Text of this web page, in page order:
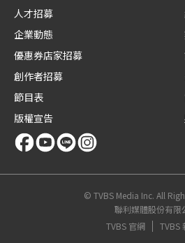
人才招募
企業動態
優惠券店家招募
創作者招募
節目表
版權宣告
© TVBS Media Inc. All
聯利媒體股份有限
TVBS 官網
TVBS